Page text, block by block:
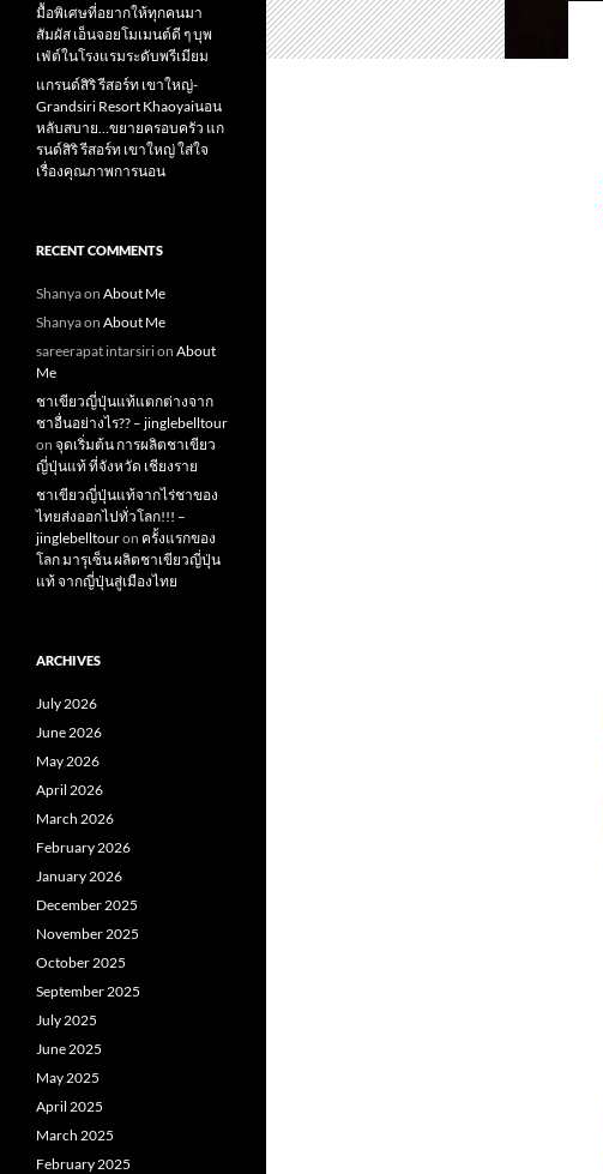
มื้อพิเศษที่อยากให้ทุกคนมา
สัมผัส เอ็นจอยโมเมนต์ดี ๆ บุพ
เฟ่ต์ในโรงแรมระดับพรีเมียม
แกรนด์สิริ​ รีสอร์ท​ เขาใหญ่​-
Grandsiri​ Resort​ Khaoyaiนอน
หลับสบาย…ขยายครอบครัว แก
รนด์สิริ รีสอร์ท เขาใหญ่ ใส่ใจ
เรื่องคุณภาพการนอน
RECENT COMMENTS
Shanyaon About Me
Shanyaon About Me
sareerapat intarsirion About
Me
ชาเขียวญี่ปุ่นแท้แตกต่างจาก
ชาอื่นอย่างไร?? – jinglebelltour
on จุดเริ่มต้น การผลิตชาเขียว
ญี่ปุ่นแท้ ที่จังหวัด เชียงราย
ชาเขียวญี่ปุ่นแท้จากไร่ชาของ
ไทยส่งออกไปทั่วโลก!!! –
jinglebelltouron ครั้งแรกของ
โลก มารุเซ็น ผลิตชาเขียวญี่ปุ่น
แท้ จากญี่ปุ่นสู่เมืองไทย
ARCHIVES
July 2026
June 2026
May 2026
April 2026
March 2026
February 2026
January 2026
December 2025
November 2025
October 2025
September 2025
July 2025
June 2025
May 2025
April 2025
March 2025
February 2025